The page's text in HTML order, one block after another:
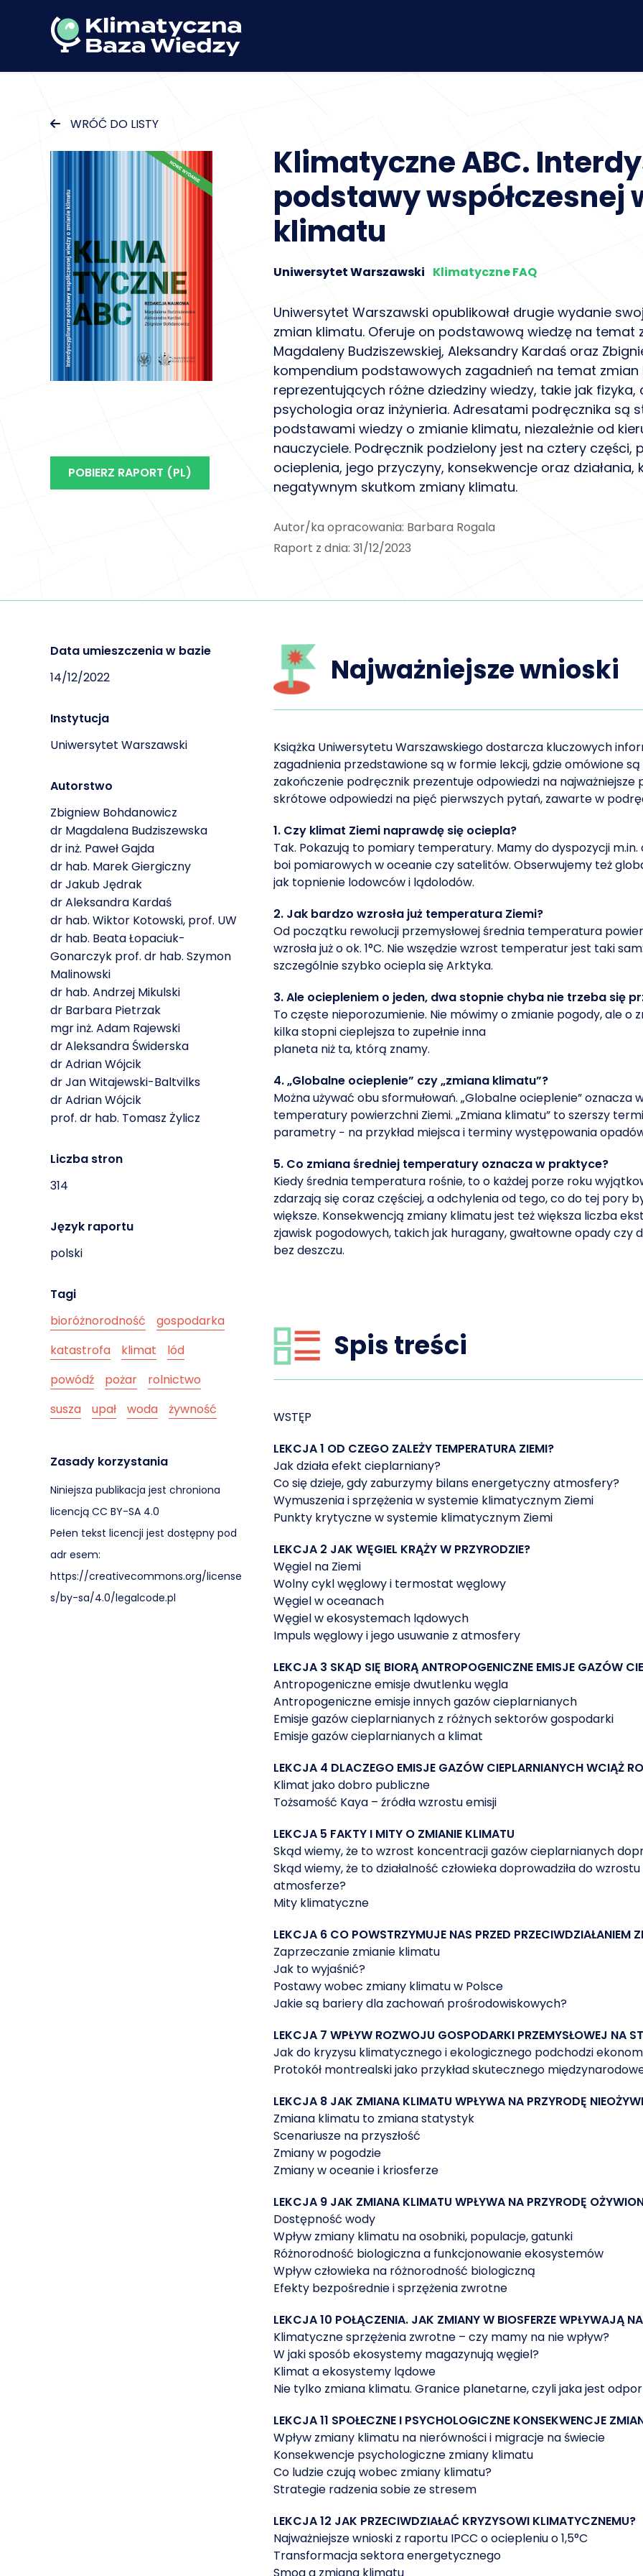
WRÓĆ DO LISTY
POBIERZ RAPORT (PL)
Klimatyczne ABC.
podstawy współczesnej
klimatu
Uniwersytet Warszawski Klimatyczne FAQ
Uniwersytet Warszawski opublikował drugie wydanie
zmian klimatu. Oferuje on podstawową wiedzę na temat
Magdaleny Budziszewskiej, Aleksandry Kardaś oraz
kompendium podstawowych zagadnień na temat zmian
reprezentujących różne dziedziny wiedzy, takie jak
psychologia oraz inżynieria. Adresatami podręcznika są
podstawami wiedzy o zmianie klimatu, niezależnie od
nauczyciele. Podręcznik podzielony jest na cztery
ocieplenia, jego przyczyny, konsekwencje oraz
negatywnym skutkom zmiany klimatu.
Autor/ka opracowania: Barbara Rogala
Raport z dnia: 31/12/2023
Data umieszczenia w bazie
14/12/2022
Instytucja
Uniwersytet Warszawski
Autorstwo
Zbigniew Bohdanowicz
dr Magdalena Budziszewska
dr inż. Paweł Gajda
dr hab. Marek Giergiczny
dr Jakub Jędrak
dr Aleksandra Kardaś
dr hab. Wiktor Kotowski, prof. UW
dr hab. Beata Łopaciuk-
Gonarczyk prof. dr hab. Szymon
Malinowski
dr hab. Andrzej Mikulski
dr Barbara Pietrzak
mgr inż. Adam Rajewski
dr Aleksandra Świderska
dr Adrian Wójcik
dr Jan Witajewski-Baltvilks
dr Adrian Wójcik
prof. dr hab. Tomasz Żylicz
Liczba stron
314
Język raportu
polski
Tagi
bioróżnorodność
gospodarka
katastrofa
klimat
lód
powódź
pożar
rolnictwo
susza
upał woda żywność
Zasady korzystania
Niniejsza publikacja jest chroniona
licencją CC BY-SA 4.0
Pełen tekst licencji jest dostępny pod
adr esem:
https://creativecommons.org/license
s/by-sa/4.0/legalcode.pl
Najważniejsze wnioski
Książka Uniwersytetu Warszawskiego dostarcza kluczowych
zagadnienia przedstawione są w formie lekcji, gdzie omówione
zakończenie podręcznik prezentuje odpowiedzi na
skrótowe odpowiedzi na pięć pierwszych pytań, zawarte w
1. Czy klimat Ziemi naprawdę się ociepla?
Tak. Pokazują to pomiary temperatury. Mamy do dyspozycji
boi pomiarowych w oceanie czy satelitów. Obserwujemy też
jak topnienie lodowców i lądolodów.
2. Jak bardzo wzrosła już temperatura Ziemi?
Od początku rewolucji przemysłowej średnia temperatura
wzrosła już o ok. 1°C. Nie wszędzie wzrost temperatur jest taki
szczególnie szybko ociepla się Arktyka.
3. Ale ociepleniem o jeden, dwa stopnie chyba nie trzeba się
To częste nieporozumienie. Nie mówimy o zmianie pogody, ale
kilka stopni cieplejsza to zupełnie inna
planeta niż ta, którą znamy.
4. „Globalne ocieplenie” czy „zmiana klimatu”?
Można używać obu sformułowań. „Globalne ocieplenie” oznacza
temperatury powierzchni Ziemi. „Zmiana klimatu” to szerszy
parametry − na przykład miejsca i terminy występowania
5. Co zmiana średniej temperatury oznacza w praktyce?
Kiedy średnia temperatura rośnie, to o każdej porze roku
zdarzają się coraz częściej, a odchylenia od tego, co do tej pory
większe. Konsekwencją zmiany klimatu jest też większa liczba
zjawisk pogodowych, takich jak huragany, gwałtowne opady czy
bez deszczu.
Spis treści
WSTĘP
LEKCJA 1 OD CZEGO ZALEŻY TEMPERATURA ZIEMI?
Jak działa efekt cieplarniany?
Co się dzieje, gdy zaburzymy bilans energetyczny atmosfery?
Wymuszenia i sprzężenia w systemie klimatycznym Ziemi
Punkty krytyczne w systemie klimatycznym Ziemi
LEKCJA 2 JAK WĘGIEL KRĄŻY W PRZYRODZIE?
Węgiel na Ziemi
Wolny cykl węglowy i termostat węglowy
Węgiel w oceanach
Węgiel w ekosystemach lądowych
Impuls węglowy i jego usuwanie z atmosfery
LEKCJA 3 SKĄD SIĘ BIORĄ ANTROPOGENICZNE EMISJE GAZÓW
Antropogeniczne emisje dwutlenku węgla
Antropogeniczne emisje innych gazów cieplarnianych
Emisje gazów cieplarnianych z różnych sektorów gospodarki
Emisje gazów cieplarnianych a klimat
LEKCJA 4 DLACZEGO EMISJE GAZÓW CIEPLARNIANYCH WCIĄŻ
Klimat jako dobro publiczne
Tożsamość Kaya – źródła wzrostu emisji
LEKCJA 5 FAKTY I MITY O ZMIANIE KLIMATU
Skąd wiemy, że to wzrost koncentracji gazów cieplarnianych
Skąd wiemy, że to działalność człowieka doprowadziła do
atmosferze?
Mity klimatyczne
LEKCJA 6 CO POWSTRZYMUJE NAS PRZED PRZECIWDZIAŁANIEM
Zaprzeczanie zmianie klimatu
Jak to wyjaśnić?
Postawy wobec zmiany klimatu w Polsce
Jakie są bariery dla zachowań prośrodowiskowych?
LEKCJA 7 WPŁYW ROZWOJU GOSPODARKI PRZEMYSŁOWEJ NA
Jak do kryzysu klimatycznego i ekologicznego podchodzi
Protokół montrealski jako przykład skutecznego
LEKCJA 8 JAK ZMIANA KLIMATU WPŁYWA NA PRZYRODĘ
Zmiana klimatu to zmiana statystyk
Scenariusze na przyszłość
Zmiany w pogodzie
Zmiany w oceanie i kriosferze
LEKCJA 9 JAK ZMIANA KLIMATU WPŁYWA NA PRZYRODĘ
Dostępność wody
Wpływ zmiany klimatu na osobniki, populacje, gatunki
Różnorodność biologiczna a funkcjonowanie ekosystemów
Wpływ człowieka na różnorodność biologiczną
Efekty bezpośrednie i sprzężenia zwrotne
LEKCJA 10 POŁĄCZENIA. JAK ZMIANY W BIOSFERZE WPŁYWAJĄ
Klimatyczne sprzężenia zwrotne – czy mamy na nie wpływ?
W jaki sposób ekosystemy magazynują węgiel?
Klimat a ekosystemy lądowe
Nie tylko zmiana klimatu. Granice planetarne, czyli jaka jest
LEKCJA 11 SPOŁECZNE I PSYCHOLOGICZNE KONSEKWENCJE
Wpływ zmiany klimatu na nierówności i migracje na świecie
Konsekwencje psychologiczne zmiany klimatu
Co ludzie czują wobec zmiany klimatu?
Strategie radzenia sobie ze stresem
LEKCJA 12 JAK PRZECIWDZIAŁAĆ KRYZYSOWI KLIMATYCZNEMU?
Najważniejsze wnioski z raportu IPCC o ociepleniu o 1,5°C
Transformacja sektora energetycznego
Smog a zmiana klimatu
Bądź na bieżąco z klimatem!
Klimatyczna Baza Wiedzy to miejsce, w którym w łatwy i szybki sposób
interesujące Cię klimatyczne zagadnienia, nie narażając się na dezinformację i
Jeśli chcesz otrzymywać wiadomości o nowych raportach i publikacjach
bazie, zapisz się na powiadomienia.